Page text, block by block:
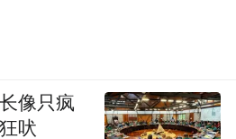
像只疯
吠